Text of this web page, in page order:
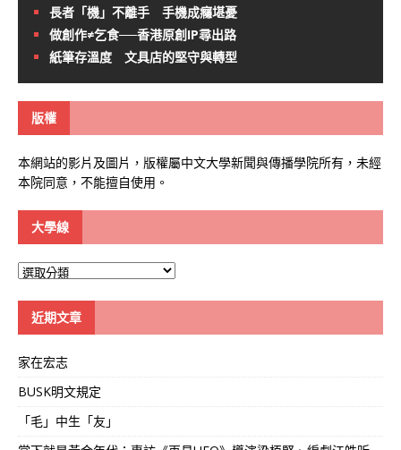
長者「機」不離手 手機成癮堪憂
做創作≠乞食──香港原創IP尋出路
紙筆存溫度 文具店的堅守與轉型
版權
本網站的影片及圖片，版權屬中文大學新聞與傳播學院所有，未經
本院同意，不能擅自使用。
大學線
大
近期文章
家在宏志
BUSK明文規定
「毛」中生「友」